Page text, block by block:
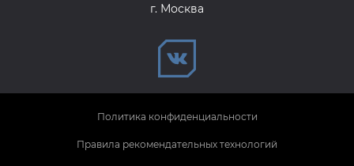
г. Москва
Политика конфиденциальности
Правила рекомендательных технологий